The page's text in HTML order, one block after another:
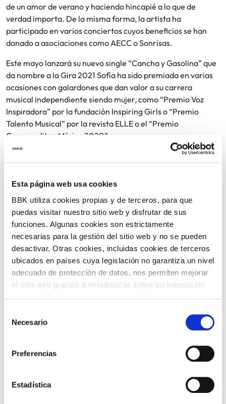
Esta página web usa cookies
BBK utiliza cookies propias y de terceros, para que
puedas visitar nuestro sitio web y disfrutar de sus
funciones. Algunas cookies son estrictamente
necesarias para la gestión del sitio web y no se pueden
desactivar. Otras cookies, incluidas cookies de terceros
ubicados en países cuya legislación no garantiza un nivel
adecuado de protección de datos, nos permiten mejorar
el sitio web gracias a estadísticas sobre su interacción
el uso que haga del sitio web con nuestros partners de
información que les haya proporcionado o que hayan
recopilado a partir del uso que haya hecho de sus
preferencias.
Necesario
Preferencias
Estadística
de un amor de verano y haciendo hincapié a lo que de
verdad importa. De la misma forma, la artista ha
participado en varios conciertos cuyos beneficios se han
donado a asociaciones como AECC o Sonrisas.
Este mayo lanzará su nuevo single “Cancha y Gasolina” que
da nombre a la Gira 2021 Sofía ha sido premiada en varias
ocasiones con galardones que dan valor a su carrera
musical independiente siendo mujer, como “Premio Voz
Inspiradora” por la fundación Inspiring Girls o “Premio
Talento Musical” por la revista ELLE o el “Premio
Cosmopolitan Música 2020”.
Entradas: Gratis
VOLVER
COMPARTIR